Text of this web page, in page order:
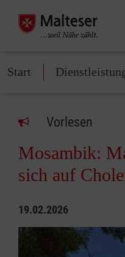
Start
Vorlesen
Mosambik:
sich auf
19.02.2026